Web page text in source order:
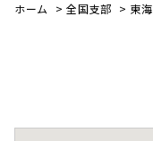
ホーム >全国支部 > 東海